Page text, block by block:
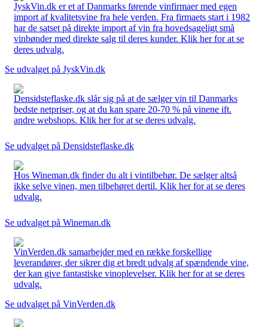
JyskVin.dk er et af Danmarks førende vinfirmaer med egen
import af kvalitetsvine fra hele verden. Fra firmaets start i 1982
har de satset på direkte import af vin fra hovedsageligt små
vinbønder med direkte salg til deres kunder. Klik her for at se
deres udvalg.
Se udvalget på JyskVin.dk
Densidsteflaske.dk slår sig på at de sælger vin til Danmarks
bedste netpriser, og at du kan spare 20-70 % på vinene ift.
andre webshops. Klik her for at se deres udvalg.
Se udvalget på Densidsteflaske.dk
Hos Wineman.dk finder du alt i vintilbehør. De sælger altså
ikke selve vinen, men tilbehøret dertil. Klik her for at se deres
udvalg.
Se udvalget på Wineman.dk
VinVerden.dk samarbejder med en række forskellige
leverandører, der sikrer dig et bredt udvalg af spændende vine,
der kan give fantastiske vinoplevelser. Klik her for at se deres
udvalg.
Se udvalget på VinVerden.dk